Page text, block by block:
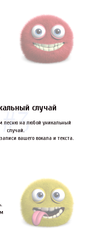
случай
песню на любой уникальный
случай.
вашего вокала и текста.